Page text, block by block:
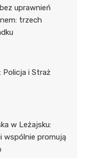
uprawnień
trzech
Policja i Straż
w Leżajsku:
wspólnie promują